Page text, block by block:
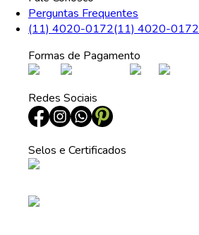
Perguntas Frequentes
(11) 4020-0172(11) 4020-0172
Formas de Pagamento
Redes Sociais
Selos e Certificados